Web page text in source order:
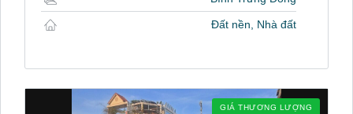
Đất nền, Nhà đất
GIÁ THƯƠNG LƯỢNG